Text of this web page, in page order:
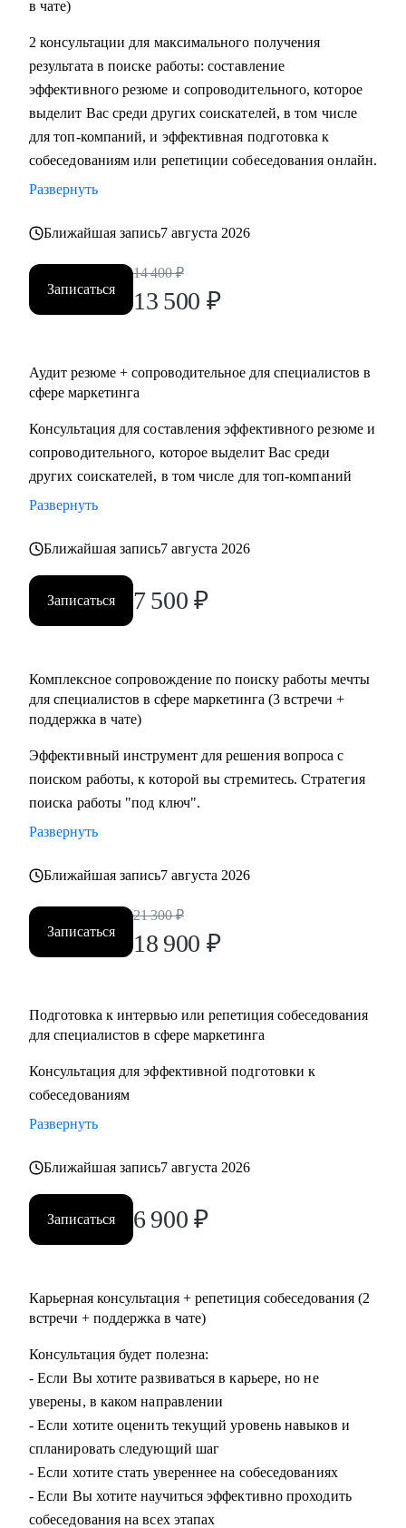
в чате)
2 консультации для максимального получения
результата в поиске работы: составление
эффективного резюме и сопроводительного, которое
выделит Вас среди других соискателей, в том числе
для топ-компаний, и эффективная подготовка к
собеседованиям или репетиции собеседования онлайн.
Развернуть
Ближайшая запись7 августа 2026
Записаться
14 400 ₽
13 500 ₽
Аудит резюме + сопроводительное для специалистов в
сфере маркетинга
Консультация для составления эффективного резюме и
сопроводительного, которое выделит Вас среди
других соискателей, в том числе для топ-компаний
Развернуть
Ближайшая запись7 августа 2026
Записаться 7 500 ₽
Комплексное сопровождение по поиску работы мечты
для специалистов в сфере маркетинга (3 встречи +
поддержка в чате)
Эффективный инструмент для решения вопроса с
поиском работы, к которой вы стремитесь. Стратегия
поиска работы "под ключ".
Развернуть
Ближайшая запись7 августа 2026
Записаться
21 300 ₽
18 900 ₽
Подготовка к интервью или репетиция собеседования
для специалистов в сфере маркетинга
Консультация для эффективной подготовки к
собеседованиям
Развернуть
Ближайшая запись7 августа 2026
Записаться 6 900 ₽
Карьерная консультация + репетиция собеседования (2
встречи + поддержка в чате)
Консультация будет полезна:
- Если Вы хотите развиваться в карьере, но не
уверены, в каком направлении
- Если хотите оценить текущий уровень навыков и
спланировать следующий шаг
- Если хотите стать увереннее на собеседованиях
- Если Вы хотите научиться эффективно проходить
собеседования на всех этапах